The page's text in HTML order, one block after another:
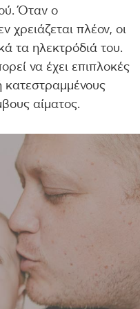
Όταν ο
χρειάζεται πλέον, οι
τα ηλεκτρόδιά του.
να έχει επιπλοκές
κατεστραμμένους
αίματος.